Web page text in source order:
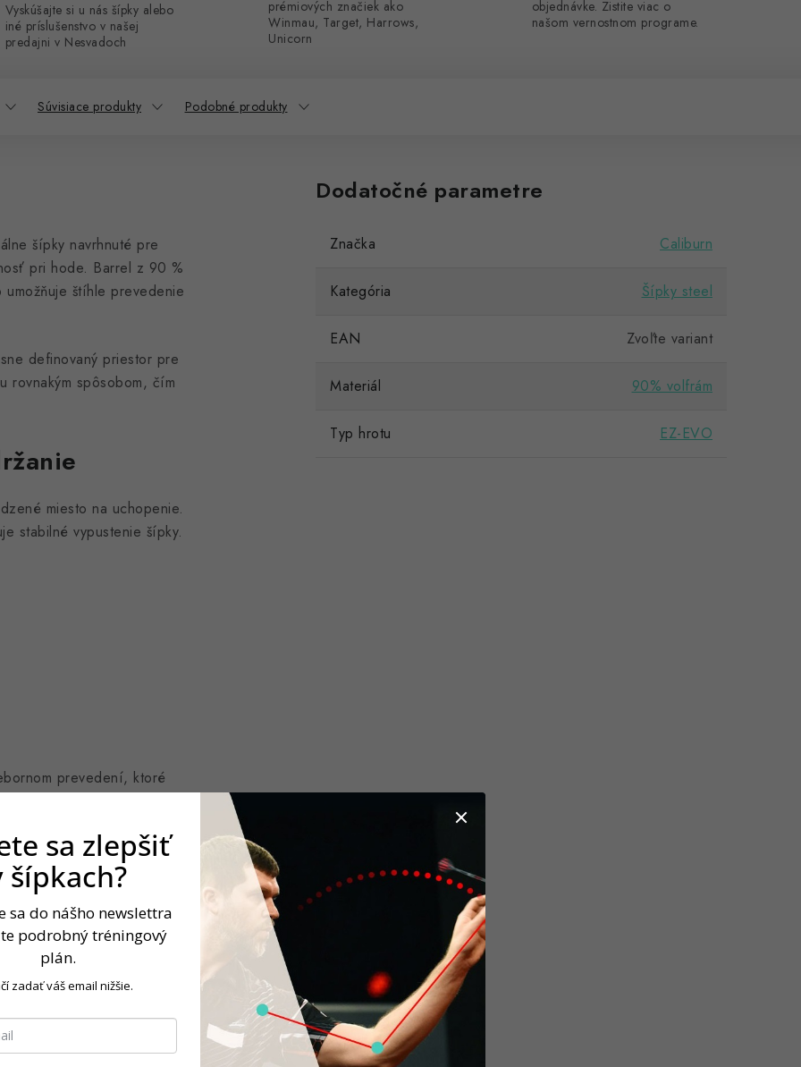
Vyskúšajte si u nás šípky alebo
iné príslušenstvo v našej
predajni v Nesvadoch
prémiových značiek ako
Winmau, Target, Harrows,
Unicorn
objednávke. Zistite viac o
našom vernostnom programe.
Súvisiace produkty Podobné produkty
šípky navrhnuté pre
pri hode. Barrel z 90 %
štíhle prevedenie
definovaný priestor pre
rovnakým spôsobom, čím
miesto na uchopenie.
stabilné vypustenie šípky.
prevedení, ktoré
so sisalom. Hladký
letky
, ktoré podporujú
setup je vhodný pre
kombinuje funkčnosť
Dodatočné parametre
Značka Caliburn
Kategória Šípky steel
EAN Zvoľte variant
Materiál 90% volfrám
Typ hrotu EZ-EVO
sa zlepšiť
šípkach?
sa do nášho newslettra
podrobný tréningový
plán.
zadať váš email nižšie.